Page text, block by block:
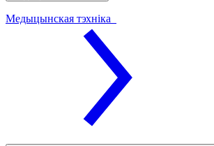
Медыцынская тэхніка